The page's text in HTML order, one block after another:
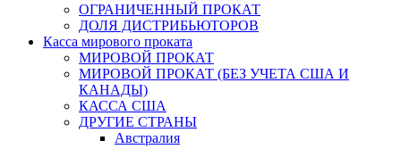
ОГРАНИЧЕННЫЙ ПРОКАТ
ДОЛЯ ДИСТРИБЬЮТОРОВ
Касса мирового проката
МИРОВОЙ ПРОКАТ
МИРОВОЙ ПРОКАТ (БЕЗ УЧЕТА США И
КАНАДЫ)
КАССА США
ДРУГИЕ СТРАНЫ
Австралия